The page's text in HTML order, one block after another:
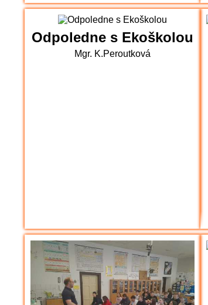
Odpoledne s Ekoškolou
Mgr. K.Peroutková